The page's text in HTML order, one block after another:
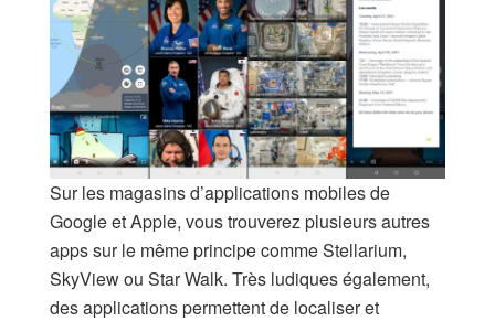
Sur les magasins d’applications mobiles de
Google et Apple, vous trouverez plusieurs autres
apps sur le même principe comme Stellarium,
SkyView ou Star Walk. Très ludiques également,
des applications permettent de localiser et